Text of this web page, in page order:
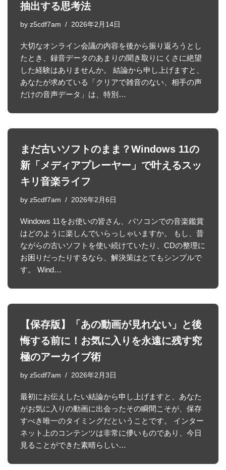
抽出する思考法
by z5cdf7am 2026年2月14日
大切なオンライン会議の内容を後から振り返ろうとし
たとき、録音データのあまりの聞き取りにくさに絶望
した経験はありませんか。 結論から申し上げますと、
あなたが求めている「クリアで雑音のない、相手の声
だけの音声データ」は、特別…
まだ古いソフトのまま？Windows 11の
新「メディアプレーヤー」で叶えるスッ
キリ音楽ライフ
by z5cdf7am 2026年2月6日
Windows 11をお使いの皆さん、パソコンでの音楽鑑賞
はどのように楽しんでいらっしゃいますか。 もし、昔
ながらの古いソフトを使い続けていたり、CDの整理に
お困りだったりするなら、解決策はとてもシンプルで
す。 Wind…
【保存版】「あの動画が見れない」と後
悔する前に！お気に入りを永遠に残す究
極のアーカイブ術
by z5cdf7am 2026年2月3日
最初にお伝えしたい結論から申し上げますと、あなた
がお気に入りの動画に出会ったその瞬間こそが、保存
すべき唯一のタイミングだということです。 インター
ネット上のコンテンツは非常に儚いものであり、今日
見ることができた素晴らしい…